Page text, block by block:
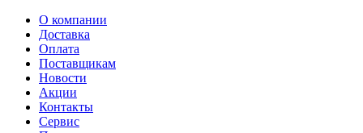
О компании
Доставка
Оплата
Поставщикам
Новости
Акции
Контакты
Сервис